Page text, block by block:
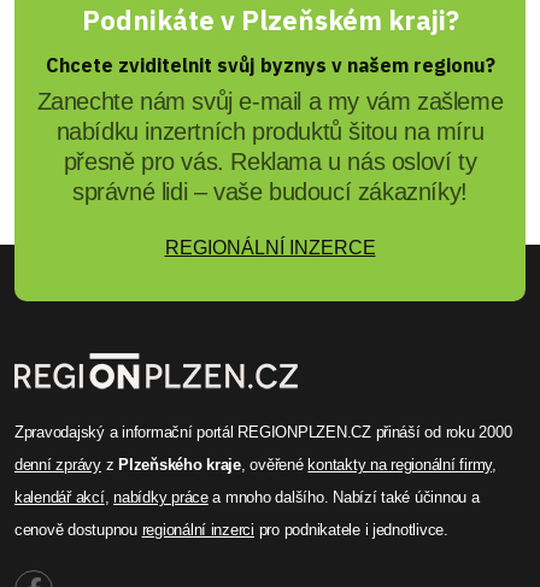
Podnikáte v Plzeňském kraji?
Chcete zviditelnit svůj byznys v našem regionu?
Zanechte nám svůj e-mail a my vám zašleme
nabídku inzertních produktů šitou na míru
přesně pro vás. Reklama u nás osloví ty
správné lidi – vaše budoucí zákazníky!
REGIONÁLNÍ INZERCE
Zpravodajský a informační portál REGIONPLZEN.CZ přináší od roku 2000
denní zprávyz Plzeňského kraje, ověřené kontakty na regionální firmy,
kalendář akcí,nabídky prácea mnoho dalšího. Nabízí také účinnou a
cenově dostupnou regionální inzerci pro podnikatele i jednotlivce.